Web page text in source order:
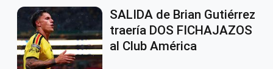
SALIDA de Brian Gutiérrez
traería DOS FICHAJAZOS
al Club América